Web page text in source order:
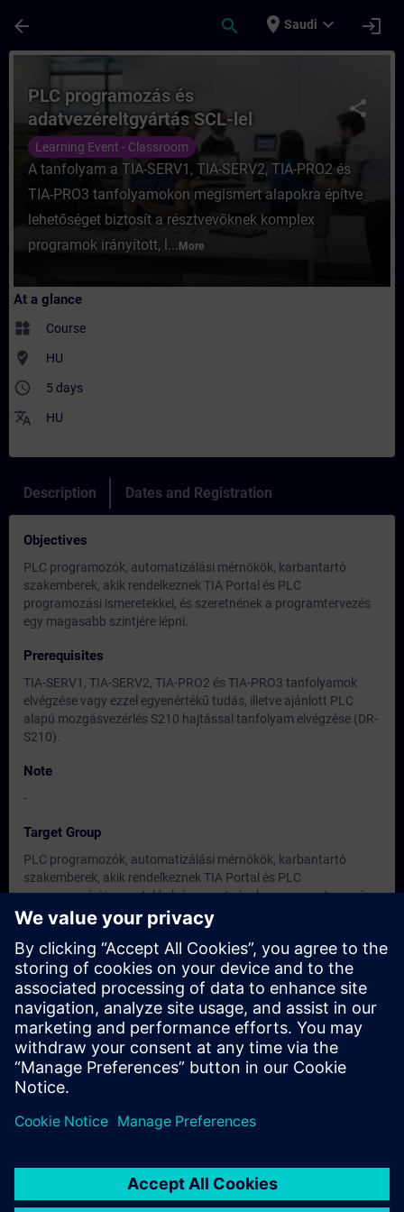
arrow_back search place Saudi expand_more login
Course - PLC programozás és
share
PLC programozás és
adatvezéreltgyártás SCL-lel
Learning Event - Classroom
A tanfolyam a TIA-SERV1, TIA-SERV2, TIA-PRO2 és
TIA-PRO3 tanfolyamokon megismert alapokra építve
lehetőséget biztosít a résztvevőknek komplex
programok irányított, l... More
At a glance
widgets Course
where_to_vote HU
access_time 5 days
translate HU
Description Dates and Registration
Objectives
PLC programozók, automatizálási mérnökök, karbantartó
szakemberek, akik rendelkeznek TIA Portal és PLC
programozási ismeretekkel, és szeretnének a programtervezés
egy magasabb szintjére lépni.
Prerequisites
TIA-SERV1, TIA-SERV2, TIA-PRO2 és TIA-PRO3 tanfolyamok
elvégzése vagy ezzel egyenértékű tudás, illetve ajánlott PLC
alapú mozgásvezérlés S210 hajtással tanfolyam elvégzése (DR-
S210).
Note
-
Target Group
PLC programozók, automatizálási mérnökök, karbantartó
szakemberek, akik rendelkeznek TIA Portal és PLC
programozási ismeretekkel, és szeretnének a programtervezés
egy magasabb szintjére lépni.
Dates And Registration
Currently, no events available
Add yourself to the course request list and you will be notified
when new dates become available.
Activate notification service